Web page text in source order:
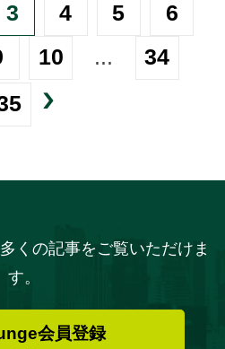
3 4 5
6
10 ...
34
くの記事をご覧いただけま
す。
会員登録